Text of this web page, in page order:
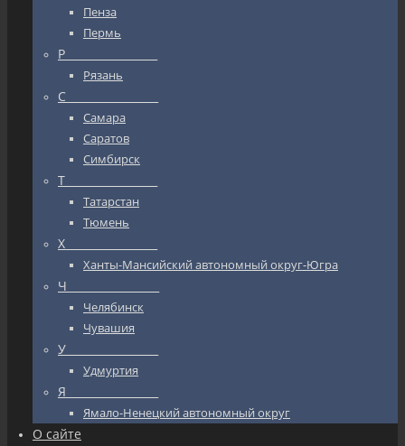
Пенза
Пермь
Р_________________
Рязань
С_________________
Самара
Саратов
Симбирск
Т_________________
Татарстан
Тюмень
Х_________________
Ханты-Мансийский автономный округ-Югра
Ч_________________
Челябинск
Чувашия
У_________________
Удмуртия
Я_________________
Ямало-Ненецкий автономный округ
О сайте